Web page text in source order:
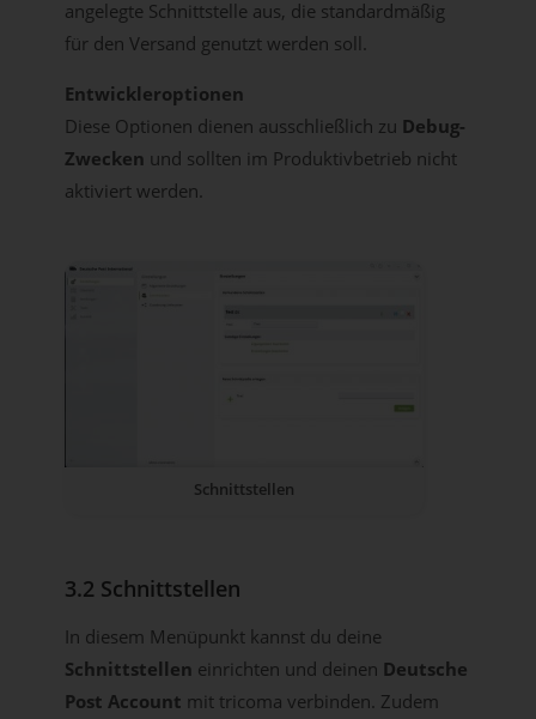
angelegte Schnittstelle aus, die standardmäßig
für den Versand genutzt werden soll.
Entwickleroptionen
Diese Optionen dienen ausschließlich zu Debug-
Zwecken und sollten im Produktivbetrieb nicht
aktiviert werden.
Schnittstellen
3.2 Schnittstellen
In diesem Menüpunkt kannst du deine
Schnittstellen einrichten und deinen Deutsche
Post Account mit tricoma verbinden. Zudem